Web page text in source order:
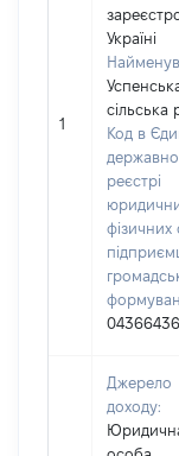
1
Україні
сільська
Код в
реєстрі
фізичних
04366436
Джерело
доходу: